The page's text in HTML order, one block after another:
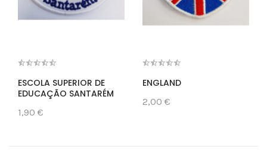
ESCOLA SUPERIOR DE
EDUCAÇÃO SANTARÉM
1,90 €
ENGLAND
2,00 €